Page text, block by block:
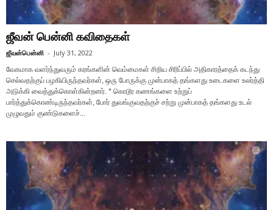
ஜீவன் பென்னி கவிதைகள்
ஜீவன்பென்னி - July 31, 2022
வேகமாக வளர்ந்துவரும் கரங்களின் வெம்மைகள் சிறிய சிரிப்பில் அதிகாரத்தைக் கடந்து
செல்வதற்குப் பழகியிருந்தவர்கள், ஒரு போருக்கு முன்பாகத் தங்களது உடைகளை உலர்த்தி
அடுக்கி வைத்துக்கொள்கின்றனர். * கொடூர கணங்களை உற்றுப்
பார்த்துக்கொண்டிருந்தவர்கள், போர் துவங்குவதற்குச் சற்று முன்பாகத் தங்களது உடல்
முழுவதும் குண்டுகளைச்...